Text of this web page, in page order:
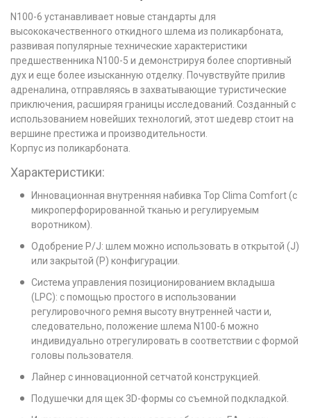
N100-6 устанавливает новые стандарты для
высококачественного откидного шлема из поликарбоната,
развивая популярные технические характеристики
предшественника N100-5 и демонстрируя более спортивный
дух и еще более изысканную отделку. Почувствуйте прилив
адреналина, отправляясь в захватывающие туристические
приключения, расширяя границы исследований. Созданный с
использованием новейших технологий, этот шедевр стоит на
вершине престижа и производительности.
Корпус из поликарбоната.
Характеристики:
Инновационная внутренняя набивка Top Clima Comfort (с
микроперфорированной тканью и регулируемым
воротником).
Одобрение P/J: шлем можно использовать в открытой (J)
или закрытой (P) конфигурации.
Система управления позиционированием вкладыша
(LPC): с помощью простого в использовании
регулировочного ремня высоту внутренней части и,
следовательно, положение шлема N100-6 можно
индивидуально отрегулировать в соответствии с формой
головы пользователя.
Лайнер с инновационной сетчатой конструкцией.
Подушечки для щек 3D-формы со съемной подкладкой.